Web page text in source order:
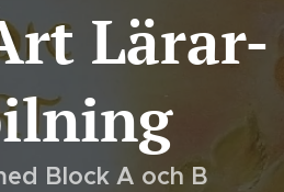
Lärar-
Block A och B